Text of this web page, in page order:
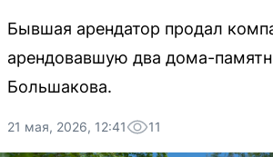
Бывшая арендатор продал
арендовавшую два дома-
Большакова.
21 мая, 2026, 12:41 11